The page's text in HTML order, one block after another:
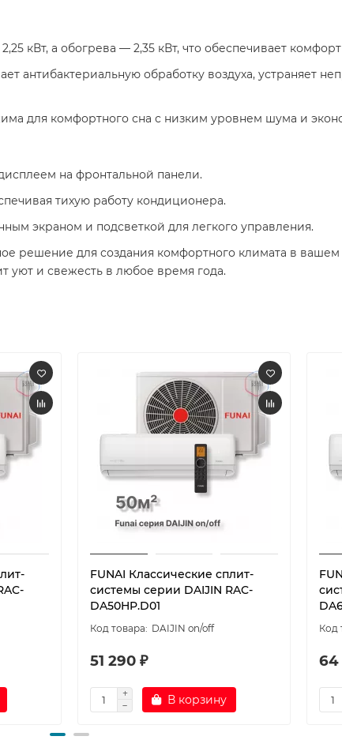
кВт, а обогрева — 2,35 кВт, что обеспечивает
антибактериальную обработку воздуха, устраняет
для комфортного сна с низким уровнем шума и
на фронтальной панели.
тихую работу кондиционера.
экраном и подсветкой для легкого управления.
решение для создания комфортного климата в
уют и свежесть в любое время года.
FUNAI Классические сплит-
системы серии DAIJIN RAC-
DA50HP.D01
DAIJIN on/off
51 290 ₽
В корзину
64